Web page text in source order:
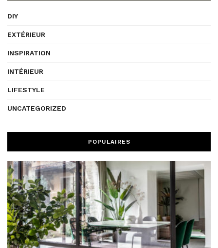
DIY
EXTÉRIEUR
INSPIRATION
INTÉRIEUR
LIFESTYLE
UNCATEGORIZED
POPULAIRES